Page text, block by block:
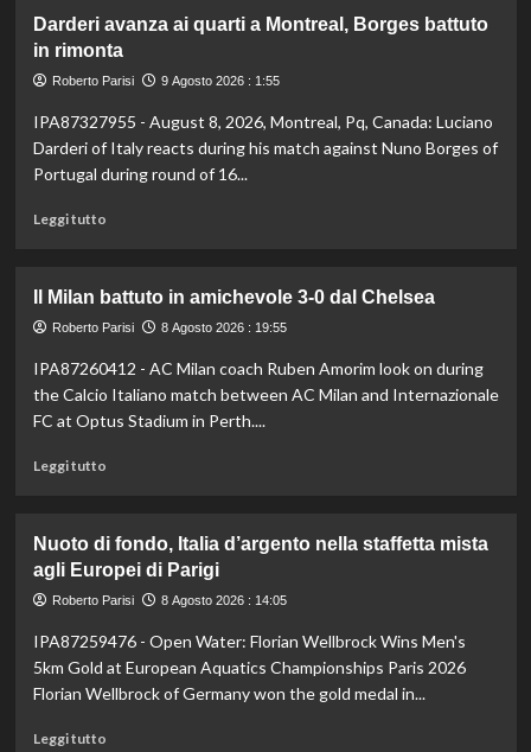
Darderi avanza ai quarti a Montreal, Borges battuto
in rimonta
Roberto Parisi 9 Agosto 2026 : 1:55
IPA87327955 - August 8, 2026, Montreal, Pq, Canada: Luciano
Darderi of Italy reacts during his match against Nuno Borges of
Portugal during round of 16...
Leggi tuttoLeggi
Darderi
avanza
quarti
a
Montreal,
battuto
Il Milan battuto in amichevole 3-0 dal Chelsea
Roberto Parisi 8 Agosto 2026 : 19:55
IPA87260412 - AC Milan coach Ruben Amorim look on during
the Calcio Italiano match between AC Milan and Internazionale
FC at Optus Stadium in Perth....
Leggi tuttoLeggi
Il
Milan
battuto
amichevole
3-
0
Nuoto di fondo, Italia d’argento nella staffetta mista
agli Europei di Parigi
Roberto Parisi 8 Agosto 2026 : 14:05
IPA87259476 - Open Water: Florian Wellbrock Wins Men's
5km Gold at European Aquatics Championships Paris 2026
Florian Wellbrock of Germany won the gold medal in...
Leggi tuttoLeggi